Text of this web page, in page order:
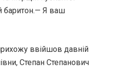
баритон.— Я ваш
ввійшов давній
Степан Степанович